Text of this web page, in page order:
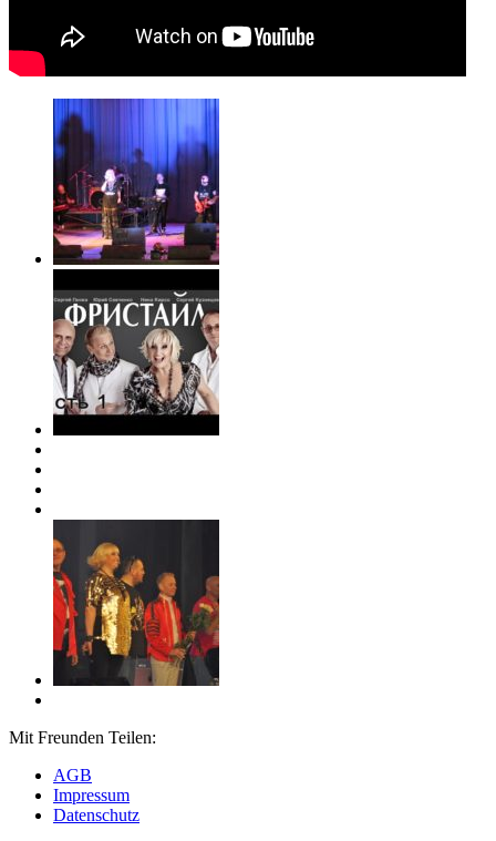
Mit Freunden Teilen:
AGB
Impressum
Datenschutz